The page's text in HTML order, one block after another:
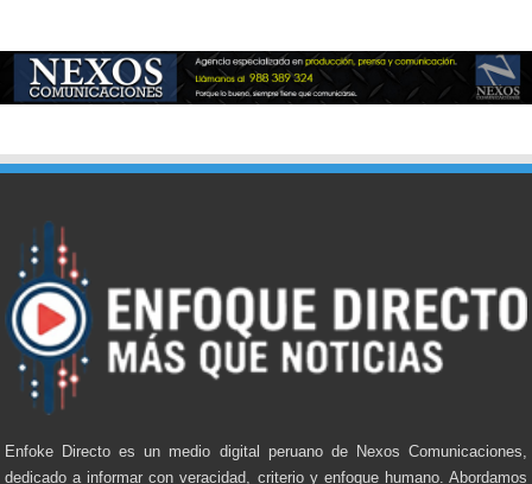
Enfoke Directo es un medio digital peruano de Nexos Comunicaciones,
dedicado a informar con veracidad, criterio y enfoque humano. Abordamos